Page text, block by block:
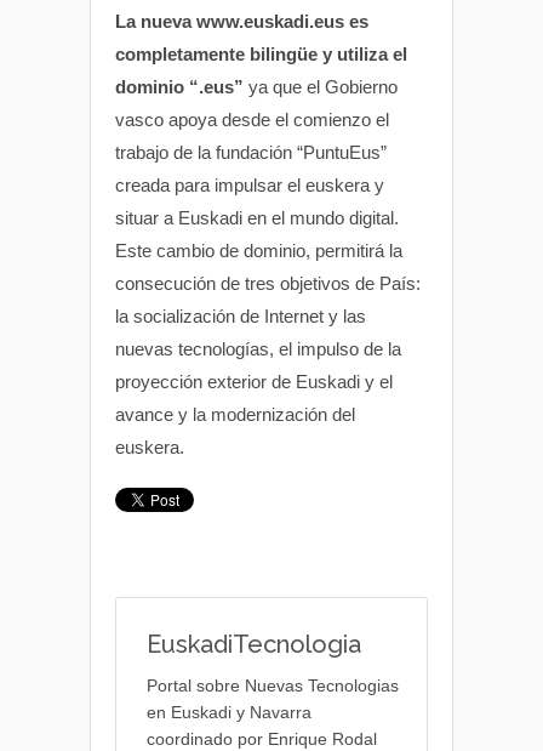
La nueva www.euskadi.eus es
completamente bilingüe y utiliza el
dominio “.eus” ya que el Gobierno
vasco apoya desde el comienzo el
trabajo de la fundación “PuntuEus”
creada para impulsar el euskera y
situar a Euskadi en el mundo digital.
Este cambio de dominio, permitirá la
consecución de tres objetivos de País:
la socialización de Internet y las
nuevas tecnologías, el impulso de la
proyección exterior de Euskadi y el
avance y la modernización del
euskera.
EuskadiTecnologia
Portal sobre Nuevas Tecnologias
en Euskadi y Navarra
coordinado por Enrique Rodal